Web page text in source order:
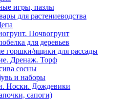
игры, пазлы
для растениеводства
Почвогрунт
для деревьев
горшки/ящики для рассады
Дренаж. Торф
сосны
и наборы
Носки. Дождевики
сапоги)